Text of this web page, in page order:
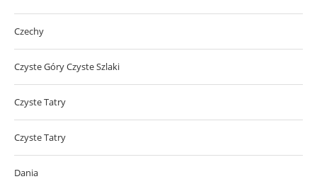
Czechy
Czyste Góry Czyste Szlaki
Czyste Tatry
Czyste Tatry
Dania